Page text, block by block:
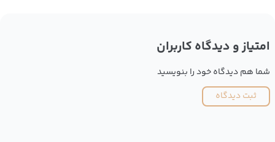
امتیاز و دیدگاه کاربران
شما هم دیدگاه خود را بنویسید
ثبت دیدگاه